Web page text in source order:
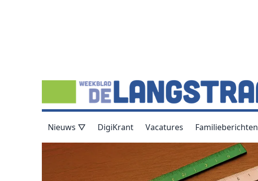
Nieuws ▽ DigiKrant Vacatures Familieberichten